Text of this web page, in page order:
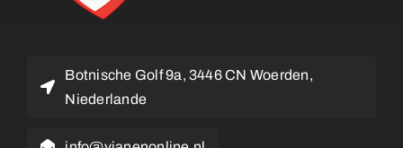
Botnische Golf 9a, 3446 CN Woerden,
Niederlande